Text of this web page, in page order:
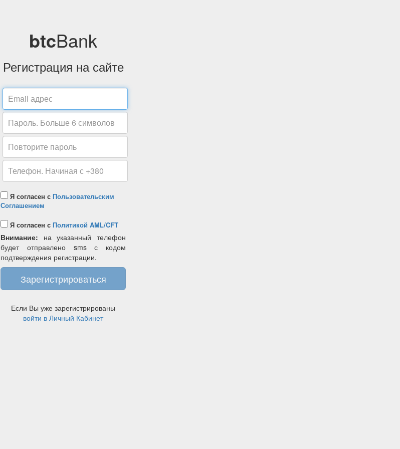
btcBank
Регистрация на сайте
Я согласен с Пользовательским
Соглашением
Я согласен с Политикой AML/CFT
Внимание: на указанный телефон
будет отправлено sms с кодом
подтверждения регистрации.
Если Вы уже зарегистрированы
войти в Личный Кабинет